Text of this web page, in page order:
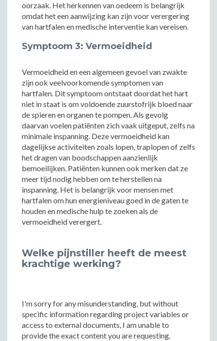
oorzaak. Het herkennen van oedeem is belangrijk
omdat het een aanwijzing kan zijn voor verergering
van hartfalen en medische interventie kan vereisen.
Symptoom 3: Vermoeidheid
Vermoeidheid en een algemeen gevoel van zwakte
zijn ook veelvoorkomende symptomen van
hartfalen. Dit symptoom ontstaat doordat het hart
niet in staat is om voldoende zuurstofrijk bloed naar
de spieren en organen te pompen. Als gevolg
daarvan voelen patiënten zich vaak uitgeput, zelfs na
minimale inspanning. Deze vermoeidheid kan
dagelijkse activiteiten zoals lopen, traplopen of zelfs
het dragen van boodschappen aanzienlijk
bemoeilijken. Patiënten kunnen ook merken dat ze
meer tijd nodig hebben om te herstellen na
inspanning. Het is belangrijk voor mensen met
hartfalen om hun energieniveau goed in de gaten te
houden en medische hulp te zoeken als de
vermoeidheid verergert.
Welke pijnstiller heeft de meest
krachtige werking?
I'm sorry for any misunderstanding, but without
specific information regarding project variables or
access to external documents, I am unable to
provide the exact content you are requesting.